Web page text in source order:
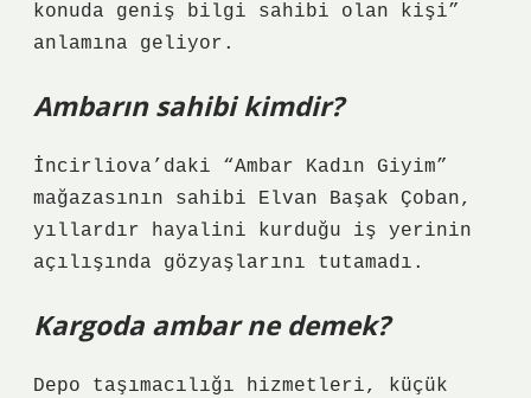
konuda geniş bilgi sahibi olan kişi”
anlamına geliyor.
Ambarın sahibi kimdir?
İncirliova’daki “Ambar Kadın Giyim”
mağazasının sahibi Elvan Başak Çoban,
yıllardır hayalini kurduğu iş yerinin
açılışında gözyaşlarını tutamadı.
Kargoda ambar ne demek?
Depo taşımacılığı hizmetleri, küçük